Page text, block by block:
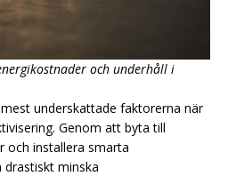
och underhåll i
underskattade faktorerna när
Genom att byta till
och installera smarta
drastiskt minska